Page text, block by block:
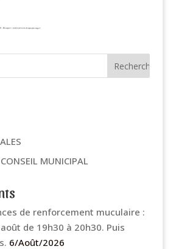
MUNICIPAL
de renforcement muculaire :
de 19h30 à 20h30. Puis
6/Août/2026